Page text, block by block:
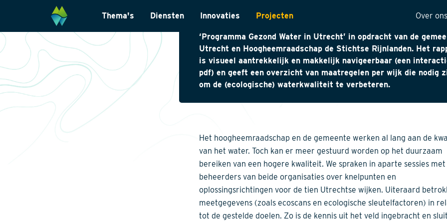
Thema's
Biodiversiteit
Energietransitie
Natuurinclusief Ontwerp
Klimaatadaptatie
Diensten
Monitoring & Inventarisatie
Laboratoriumanalyses
Landschapsarchitectuur
Internationaal
Wet- en regelgeving
Innovaties Projecten Over ons
Onze
Visie
Schoon water in de stad is voor iedereen belangrijk en draagt
‘Programma Gezond Water in Utrecht’ in opdracht van de
Utrecht en Hoogheemraadschap de Stichtse Rijnlanden. Het
is visueel aantrekkelijk en makkelijk navigeerbaar (een
pdf) en geeft een overzicht van maatregelen per wijk die nodig
om de (ecologische) waterkwaliteit te verbeteren.
Het hoogheemraadschap en de gemeente werken al lang aan de
van het water. Toch kan er meer gestuurd worden op het duurzaam
bereiken van een hogere kwaliteit. We spraken in aparte sessies met
beheerders van beide organisaties over knelpunten en
oplossingsrichtingen voor de tien Utrechtse wijken. Uiteraard
meetgegevens (zoals ecoscans en ecologische sleutelfactoren) in
tot de gestelde doelen. Zo is de kennis uit het veld ingebracht en